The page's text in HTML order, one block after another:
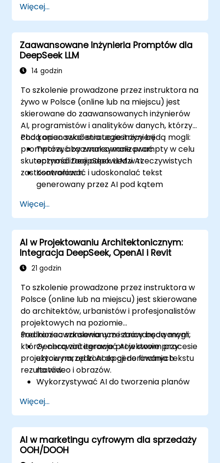
Wdrażać modele DeepSeek w
infrastrukturze chmurowej i lokalnej.
Monitorować, utrzymywać i skalować
rozwiązania AI w sposób efektywny.
Więcej...
Zaawansowane Inżynieria Promptów dla
DeepSeek LLM
14 godzin
To szkolenie prowadzone przez instruktora na
żywo w Polsce (online lub na miejscu) jest
skierowane do zaawansowanych inżynierów
AI, programistów i analityków danych, którzy
chcą opanować strategie inżynierii
promptów, aby zmaksymalizować
skuteczność DeepSeek LLM w rzeczywistych
zastosowaniach.
Pod koniec szkolenia uczestnicy będą mogli:
Tworzyć zaawansowane prompty w celu
optymalizacji odpowiedzi AI.
Kontrolować i udoskonalać tekst
generowany przez AI pod kątem
Wykorzystywać techniki łańcuchowania
promptów i zarządzania kontekstem.
Minimalizować uprzedzenia i zwiększać
etyczne wykorzystanie AI w inżynierii
promptów.
Więcej...
AI w Projektowaniu Architektonicznym:
Integracja DeepSeek, OpenAI i Revit
21 godzin
To szkolenie prowadzone przez instruktora w
Polsce (online lub na miejscu) jest skierowane
do architektów, urbanistów i profesjonalistów
projektowych na poziomie
średniozaawansowanym i zaawansowanym,
którzy chcą zintegrować AI w swoim procesie
projektowym, od koncepcji do finalnych
rezultatów.
Pod koniec szkolenia uczestnicy będą mogli:
Generować iteracje projektowe przy
użyciu narzędzi AI do generowania tekstu
na wideo i obrazów.
Wykorzystywać AI do tworzenia planów
materiałów.
Zapewniać zgodność z przepisami za
pomocą walidacji projektowej opartej na
AI.
Integrować procesy AI z Revit i innymi
Więcej...
AI w marketingu cyfrowym dla sprzedaży
OOH/DOOH